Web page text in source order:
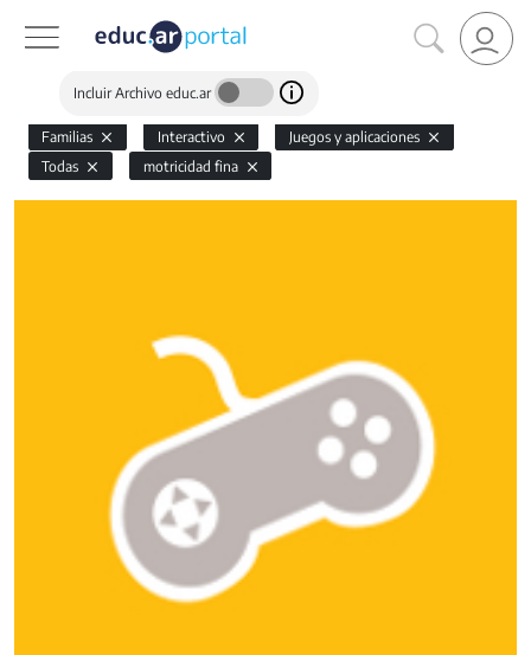
Incluir Archivo educ.ar
Familias Interactivo
Juegos y aplicaciones
Todas
motricidad fina